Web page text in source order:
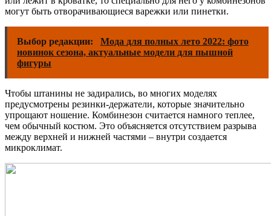
могут быть отворачивающиеся варежки или пинетки.
Выбор редакции:
Мода для полных лето 2022: фото
новинок сезона, актуальные модели для пышной
фигуры
Чтобы штанины не задирались, во многих моделях
предусмотрены резинки-держатели, которые значительно
упрощают ношение. Комбинезон считается намного теплее,
чем обычный костюм. Это объясняется отсутствием разрыва
между верхней и нижней частями – внутри создается
микроклимат.